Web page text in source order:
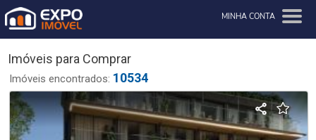
MINHA CONTA
Imóveis para Comprar
Imóveis encontrados: 10534